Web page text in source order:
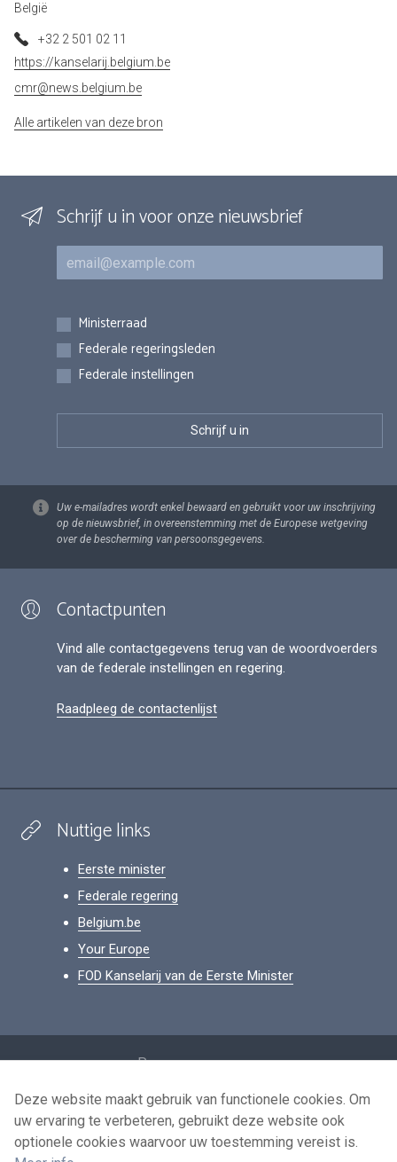
België
+32 2 501 02 11
https://kanselarij.belgium.be
cmr@news.belgium.be
Alle artikelen van deze bron
Schrijf u in voor onze nieuwsbrief
E-mail
Inschrijvingen
Ministerraad
Federale regeringsleden
Federale instellingen
Uw e-mailadres wordt enkel bewaard en gebruikt voor uw inschrijving
op de nieuwsbrief, in overeenstemming met de Europese wetgeving
over de bescherming van persoonsgegevens.
Contactpunten
Vind alle contactgegevens terug van de woordvoerders
van de federale instellingen en regering.
Raadpleeg de contactenlijst
Nuttige links
Eerste minister
Federale regering
Belgium.be
Your Europe
FOD Kanselarij van de Eerste Minister
Persoonsgegevens
Voorwaarden voor het hergebruik
Contacteer ons
Deze website maakt gebruik van functionele cookies. Om
uw ervaring te verbeteren, gebruikt deze website ook
optionele cookies waarvoor uw toestemming vereist is.